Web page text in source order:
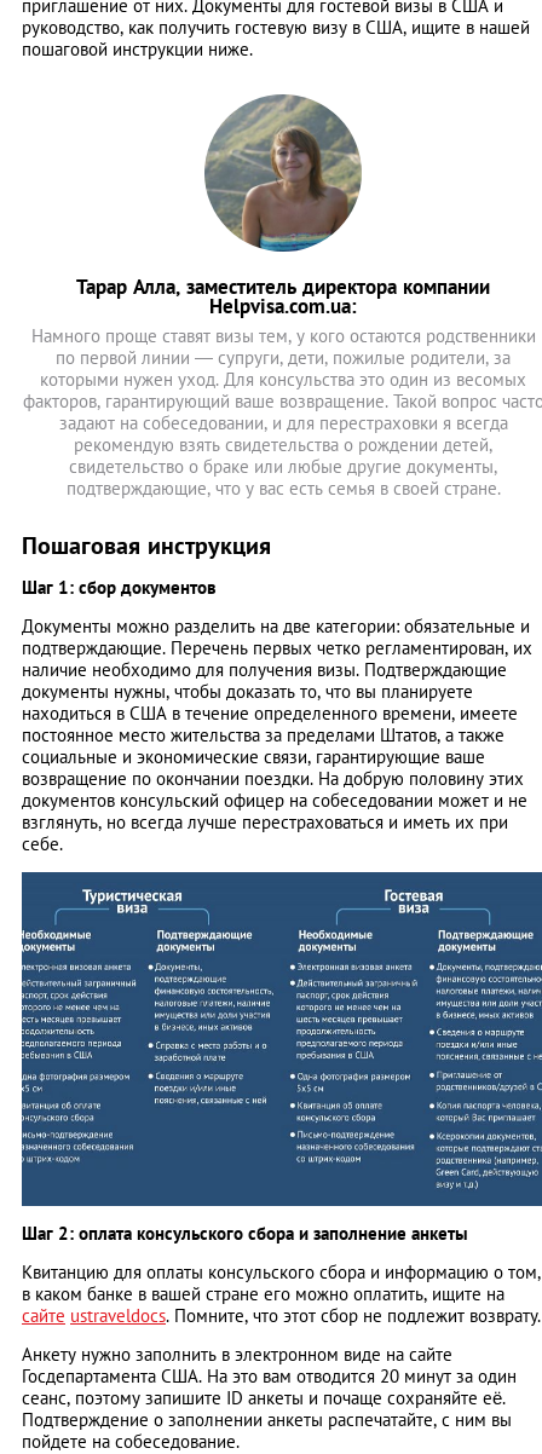
приглашение от них. Документы для гостевой визы в США и
руководство, как получить гостевую визу в США, ищите в нашей
пошаговой инструкции ниже.
Тарар Алла, заместитель директора компании
Helpvisa.com.ua:
Намного проще ставят визы тем, у кого остаются родственники
по первой линии — супруги, дети, пожилые родители, за
которыми нужен уход. Для консульства это один из весомых
факторов, гарантирующий ваше возвращение. Такой вопрос
задают на собеседовании, и для перестраховки я всегда
рекомендую взять свидетельства о рождении детей,
свидетельство о браке или любые другие документы,
подтверждающие, что у вас есть семья в своей стране.
Пошаговая инструкция
Шаг 1: сбор документов
Документы можно разделить на две категории: обязательные и
подтверждающие. Перечень первых четко регламентирован, их
наличие необходимо для получения визы. Подтверждающие
документы нужны, чтобы доказать то, что вы планируете
находиться в США в течение определенного времени, имеете
постоянное место жительства за пределами Штатов, а также
социальные и экономические связи, гарантирующие ваше
возвращение по окончании поездки. На добрую половину этих
документов консульский офицер на собеседовании может и не
взглянуть, но всегда лучше перестраховаться и иметь их при
себе.
Шаг 2: оплата консульского сбора и заполнение анкеты
Квитанцию для оплаты консульского сбора и информацию о том,
в каком банке в вашей стране его можно оплатить, ищите на
сайте ustraveldocs. Помните, что этот сбор не подлежит возврату.
Анкету нужно заполнить в электронном виде на сайте
Госдепартамента США. На это вам отводится 20 минут за один
сеанс, поэтому запишите ID анкеты и почаще сохраняйте её.
Подтверждение о заполнении анкеты распечатайте, с ним вы
пойдете на собеседование.